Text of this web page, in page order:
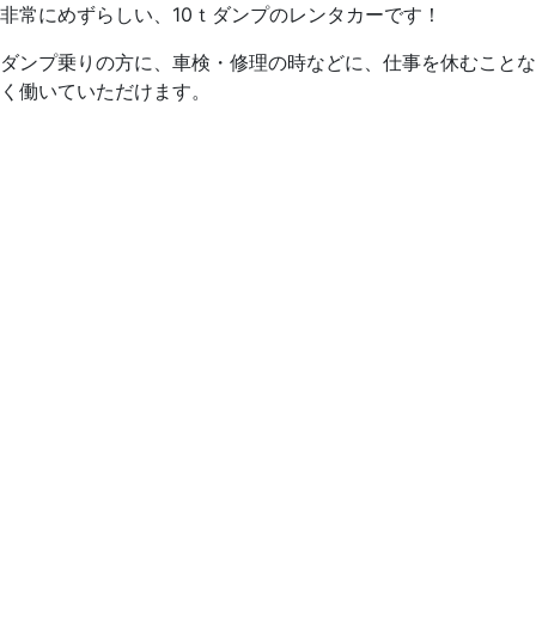
非常にめずらしい、10ｔダンプのレンタカーです！
ダンプ乗りの方に、車検・修理の時などに、仕事を休むことな
く働いていただけます。